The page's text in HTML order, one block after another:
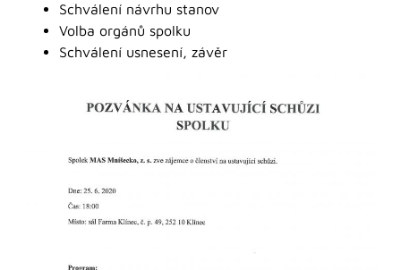
Schválení návrhu stanov
Volba orgánů spolku
Schválení usnesení, závěr